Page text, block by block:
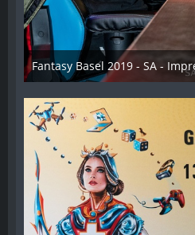
Fantasy Basel 2019 - SA -
21. Mai 2019